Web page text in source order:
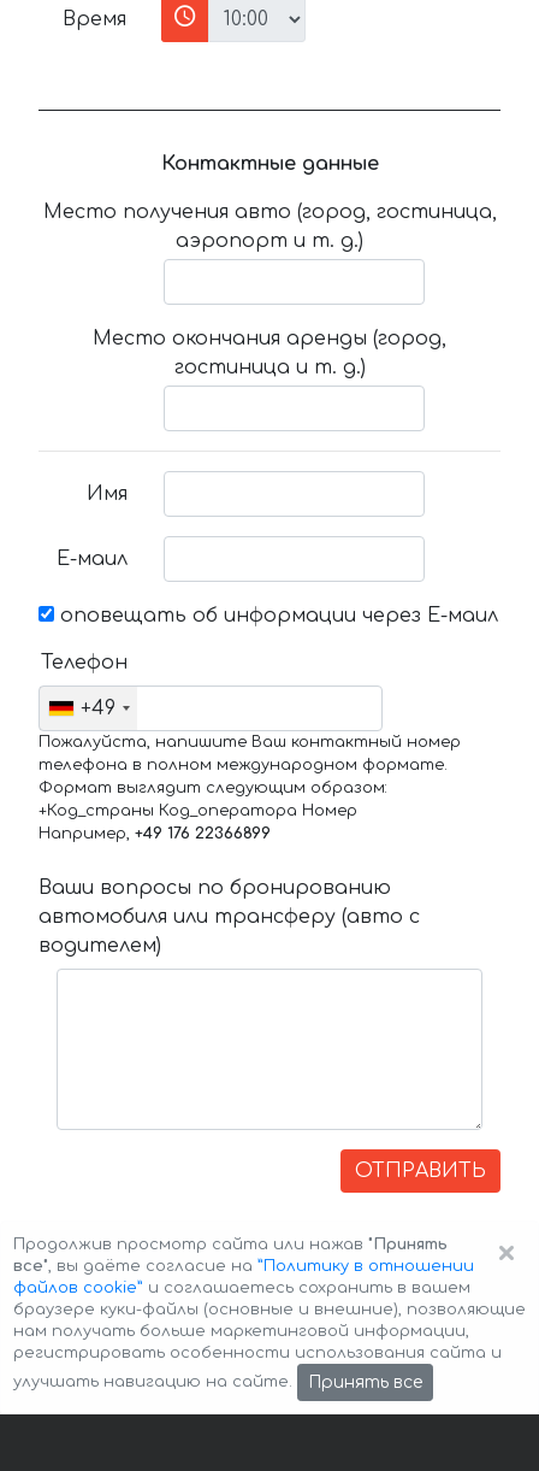
Время
Контактные данные
Место получения авто (город, гостиница,
аэропорт и т. д.)
Место окончания аренды (город,
гостиница и т. д.)
Имя
Е-маил
оповещать об информации через Е-маил
Телефон
+49
Пожалуйста, напишите Ваш контактный номер
телефона в полном международном формате.
Формат выглядит следующим образом:
+Код_страны Код_оператора Номер
Например, +49 176 22366899
Ваши вопросы по бронированию
автомобиля или трансферу (авто с
водителем)
ОТПРАВИТЬ
Авторские права © 2026 Авто-Аренда Cookie Policy
×
Продолжив просмотр сайта или нажав "Принять
все", вы даёте согласие на ”Политику в отношении
файлов cookie” и соглашаетесь сохранить в вашем
браузере куки-файлы (основные и внешние), позволяющие
нам получать больше маркетинговой информации,
регистрировать особенности использования сайта и
улучшать навигацию на сайте.
Принять все